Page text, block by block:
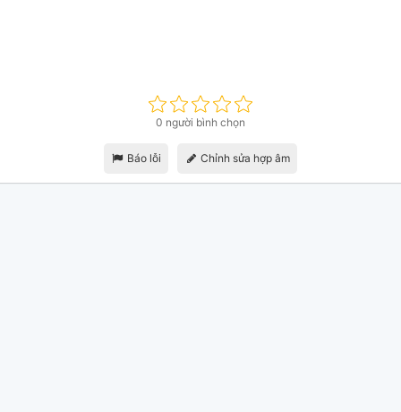
0 người bình chọn
Báo lỗi Chỉnh sửa hợp âm